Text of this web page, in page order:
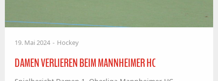
19. Mai 2024 Hockey
DAMEN VERLIEREN BEIM MANNHEIMER HC